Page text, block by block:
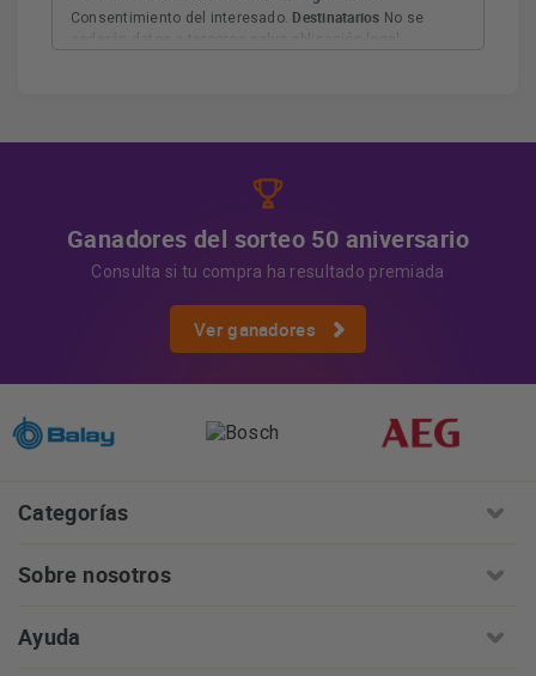
Consentimiento del interesado. Destinatarios No se
Ganadores del sorteo 50 aniversario
Consulta si tu compra ha resultado premiada
Ver ganadores
Categorías
Sobre nosotros
Ayuda